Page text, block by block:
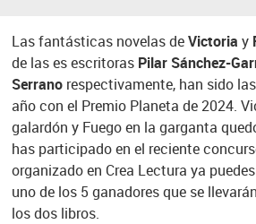
Las fantásticas novelas deVictoria y
de las es escritoras Pilar Sánchez-
Serranorespectivamente, han sido
año con el Premio Planeta de 2024.
galardón y Fuego en la garganta
has participado en el reciente
organizado en Crea Lectura ya
uno de los 5 ganadores que se
los dos libros.